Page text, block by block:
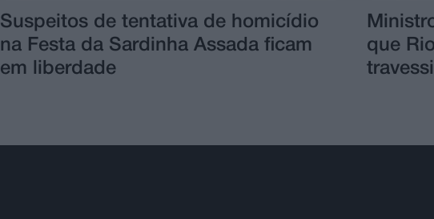
Suspeitos de tentativa de homicídio
na Festa da Sardinha Assada ficam
em liberdade
que